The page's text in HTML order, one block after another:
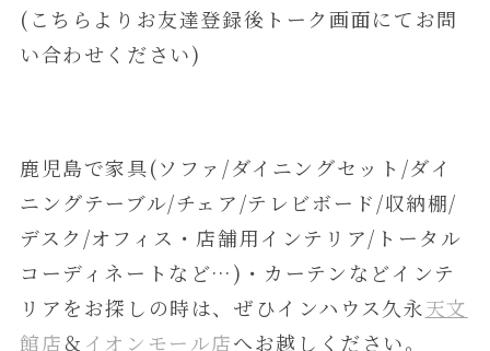
(こちらよりお友達登録後トーク画面にてお問
い合わせください)
鹿児島で家具(ソファ/ダイニングセット/ダイ
ニングテーブル/チェア/テレビボード/収納棚/
デスク/オフィス・店舗用インテリア/トータル
コーディネートなど…)・カーテンなどインテ
リアをお探しの時は、ぜひインハウス久永天文
館店＆ イオンモール店へお越しください。